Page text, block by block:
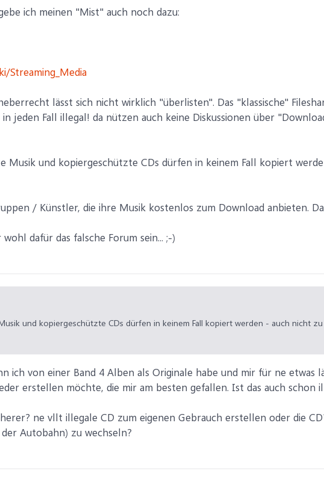
ich meinen "Mist" auch noch dazu:
Streaming_Media
lässt sich nicht wirklich "überlisten". Das "klassische"
jeden Fall illegal! da nützen auch keine Diskussionen über
Musik und kopiergeschützte CDs dürfen in keinem Fall kopiert
/ Künstler, die ihre Musik kostenlos zum Download anbieten.
dafür das falsche Forum sein... ;-)
und kopiergeschützte CDs dürfen in keinem Fall kopiert werden - auch nicht
ich von einer Band 4 Alben als Originale habe und mir für ne etwas
erstellen möchte, die mir am besten gefallen. Ist das auch schon
ne vllt illegale CD zum eigenen Gebrauch erstellen oder die
Autobahn) zu wechseln?